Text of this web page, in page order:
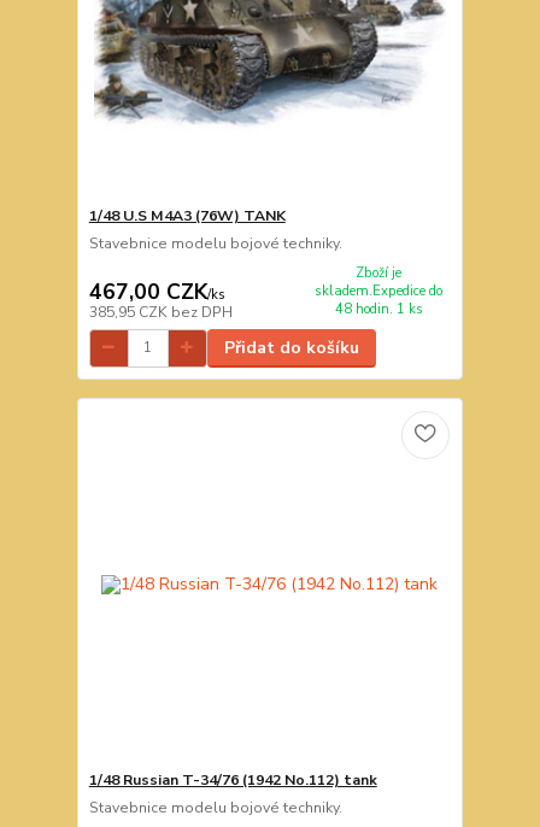
1/48 U.S M4A3 (76W) TANK
Stavebnice modelu bojové techniky.
467,00 CZK/ks
385,95 CZK bez DPH
Zboží je
skladem.Expedice do
48 hodin. 1 ks
Přidat do košíku
1/48 Russian T-34/76 (1942 No.112) tank
Stavebnice modelu bojové techniky.